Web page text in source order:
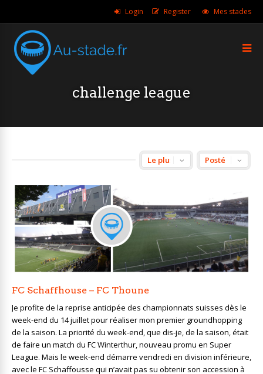
Login Register Mes stades
challenge league
FC Schaffhouse – FC Thoune
Je profite de la reprise anticipée des championnats suisses dès le
week-end du 14 juillet pour réaliser mon premier groundhopping
de la saison. La priorité du week-end, que dis-je, de la saison, était
de faire un match du FC Winterthur, nouveau promu en Super
League. Mais le week-end démarre vendredi en division inférieure,
avec le FC Schaffousse qui n’avait pas su obtenir son accession à